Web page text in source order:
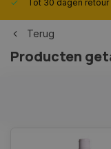
Tot 30 dagen retour
Terug
Producten